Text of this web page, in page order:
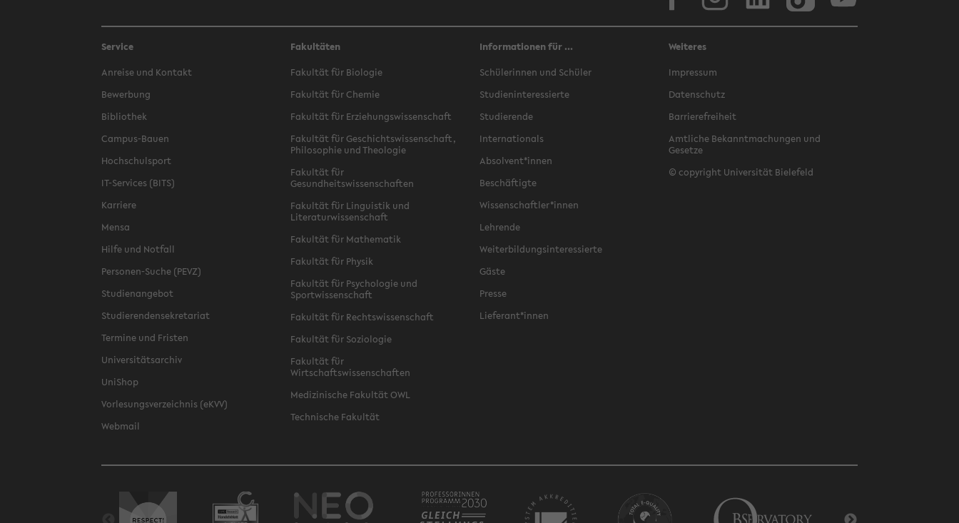
Service
Anreise und Kontakt
Bewerbung
Bibliothek
Campus-Bauen
Hochschulsport
IT-Services (BITS)
Karriere
Mensa
Hilfe und Notfall
Personen-Suche (PEVZ)
Studienangebot
Studierendensekretariat
Termine und Fristen
Universitätsarchiv
UniShop
Vorlesungsverzeichnis (eKVV)
Webmail
Fakultäten
Fakultät für Biologie
Fakultät für Chemie
Fakultät für Erziehungswissenschaft
Fakultät für Geschichtswissenschaft,
Philosophie und Theologie
Fakultät für
Gesundheitswissenschaften
Fakultät für Linguistik und
Literaturwissenschaft
Fakultät für Mathematik
Fakultät für Physik
Fakultät für Psychologie und
Sportwissenschaft
Fakultät für Rechtswissenschaft
Fakultät für Soziologie
Fakultät für
Wirtschaftswissenschaften
Medizinische Fakultät OWL
Technische Fakultät
Informationen für ...
Schülerinnen und Schüler
Studieninteressierte
Studierende
Internationals
Absolvent*innen
Beschäftigte
Wissenschaftler*innen
Lehrende
Weiterbildungsinteressierte
Gäste
Presse
Lieferant*innen
Weiteres
Impressum
Datenschutz
Barrierefreiheit
Amtliche Bekanntmachungen und
Gesetze
© copyright Universität Bielefeld